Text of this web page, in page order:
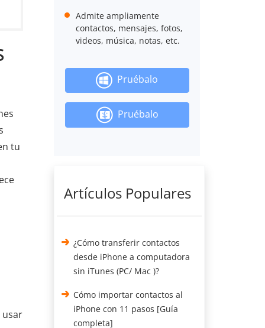
tu
usar
Admite ampliamente
contactos, mensajes, fotos,
videos, música, notas, etc.
Pruébalo
Pruébalo
Artículos Populares
¿Cómo transferir contactos
desde iPhone a computadora
sin iTunes (PC/ Mac )?
Cómo importar contactos al
iPhone con 11 pasos [Guía
completa]